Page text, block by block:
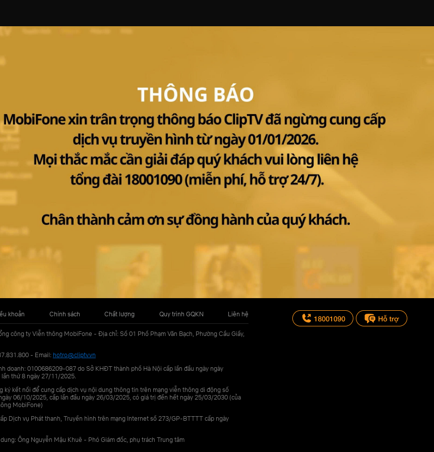
khoản Chính sách Chất lượng Quy trình GQKN Liên hệ
công ty Viễn thông MobiFone - Địa chỉ: Số 01 Phố Phạm Văn Bạch, Phường Cầu Giấy,
- Email: hotro@cliptv.vn
doanh: 0100686209-087 do Sở KHĐT thành phố Hà Nội cấp lần đầu ngày ngày
thứ 8 ngày 27/11/2025.
ký kết nối để cung cấp dịch vụ nội dung thông tin trên mạng viễn thông di động số
06/10/2025, cấp lần đầu ngày 26/03/2025, có giá trị đến hết ngày 25/03/2030 (của
MobiFone)
Dịch vụ Phát thanh, Truyền hình trên mạng Internet số 273/GP-BTTTT cấp ngày
Ông Nguyễn Mậu Khuê - Phó Giám đốc, phụ trách Trung tâm